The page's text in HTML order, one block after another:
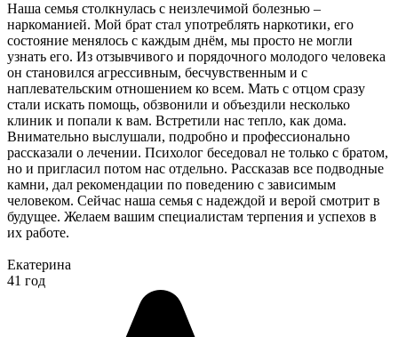
Наша семья столкнулась с неизлечимой болезнью –
наркоманией. Мой брат стал употреблять наркотики, его
состояние менялось с каждым днём, мы просто не могли
узнать его. Из отзывчивого и порядочного молодого человека
он становился агрессивным, бесчувственным и с
наплевательским отношением ко всем. Мать с отцом сразу
стали искать помощь, обзвонили и объездили несколько
клиник и попали к вам. Встретили нас тепло, как дома.
Внимательно выслушали, подробно и профессионально
рассказали о лечении. Психолог беседовал не только с братом,
но и пригласил потом нас отдельно. Рассказав все подводные
камни, дал рекомендации по поведению с зависимым
человеком. Сейчас наша семья с надеждой и верой смотрит в
будущее. Желаем вашим специалистам терпения и успехов в
их работе.
Екатерина
41 год